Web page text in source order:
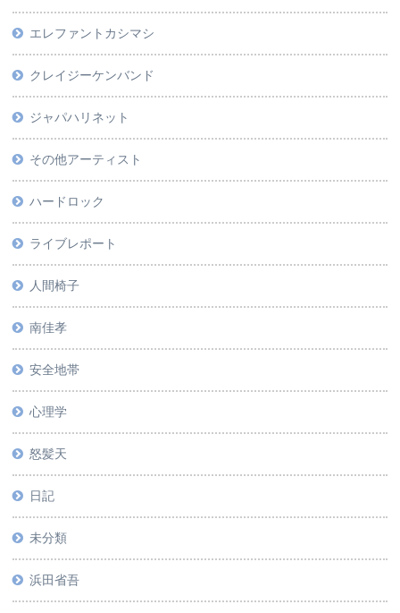
エレファントカシマシ
クレイジーケンバンド
ジャパハリネット
その他アーティスト
ハードロック
ライブレポート
人間椅子
南佳孝
安全地帯
心理学
怒髪天
日記
未分類
浜田省吾